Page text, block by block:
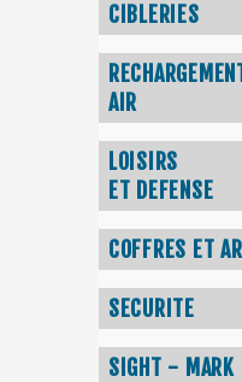
CIBLERIES
AIR
LOISIRS
ET DEFENSE
COFFRES ET
SECURITE
SIGHT - MARK